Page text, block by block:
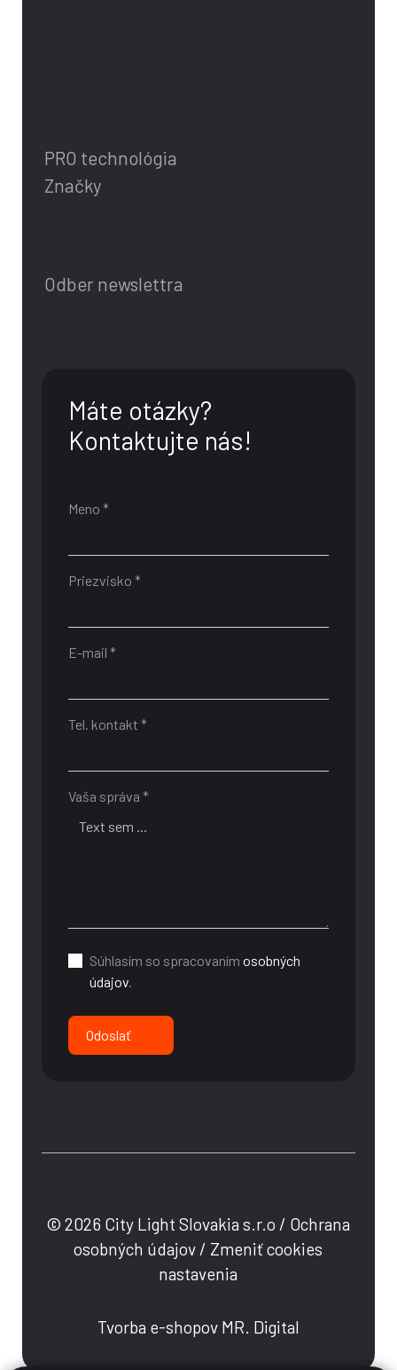
PRO technológia
Značky
Odber newslettra
Máte otázky?
Kontaktujte nás!
Meno *
Priezvisko *
E-mail *
Tel. kontakt *
Vaša správa *
Súhlasím so spracovanímosobných
údajov.
Odoslať
© 2026 City Light Slovakia s.r.o / Ochrana
osobných údajov / Zmeniť cookies
nastavenia
Tvorba e-shopov MR. Digital